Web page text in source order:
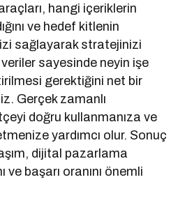
hangi içeriklerin
ve hedef kitlenin
sağlayarak stratejinizi
sayesinde neyin işe
gerektiğini net bir
Gerçek zamanlı
doğru kullanmanıza ve
yardımcı olur. Sonuç
dijital pazarlama
ve başarı oranını önemli